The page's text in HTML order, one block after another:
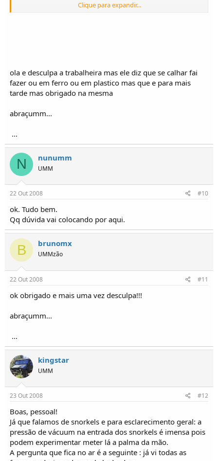
filtro de ar, ou tornas o snorkel obsoleto.Clique para expandir...
ola e desculpa a trabalheira mas ele diz que se calhar fai
fazer ou em ferro ou em plastico mas que e para mais
tarde mas obrigado na mesma
abraçumm...
...
N nunumm
UMM
22 Out 2008 #10
ok. Tudo bem.
Qq dúvida vai colocando por aqui.
B brunomx
UMMzão
22 Out 2008 #11
ok obrigado e mais uma vez desculpa!!!
abraçumm...
...
kingstar
UMM
23 Out 2008 #12
Boas, pessoal!
Já que falamos de snorkels e para esclarecimento geral: a
pressão de vácuum na entrada dos snorkels é imensa pois
podem experimentar meter lá a palma da mão.
A pergunta que fica no ar é a seguinte : já vi todas as